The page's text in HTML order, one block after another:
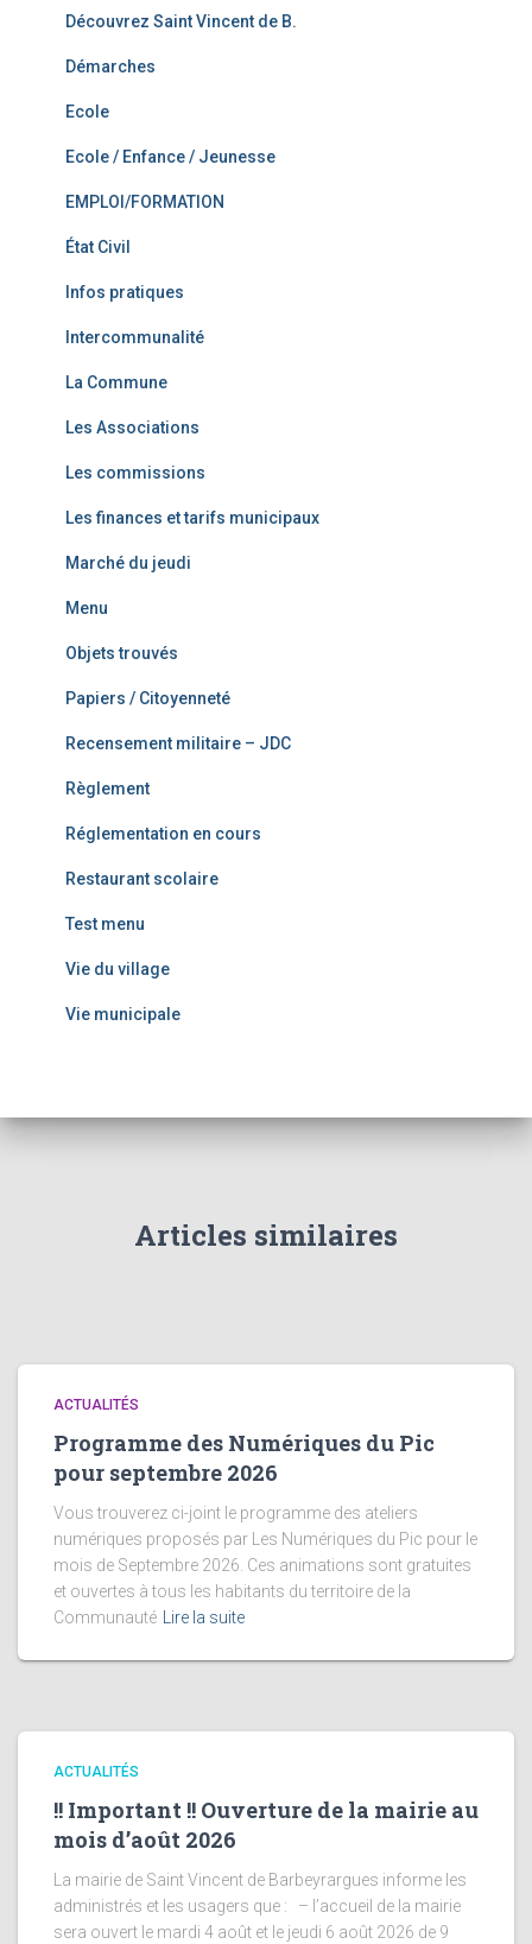
Découvrez Saint Vincent de B.
Démarches
Ecole
Ecole / Enfance / Jeunesse
EMPLOI/FORMATION
État Civil
Infos pratiques
Intercommunalité
La Commune
Les Associations
Les commissions
Les finances et tarifs municipaux
Marché du jeudi
Menu
Objets trouvés
Papiers / Citoyenneté
Recensement militaire – JDC
Règlement
Réglementation en cours
Restaurant scolaire
Test menu
Vie du village
Vie municipale
Articles similaires
ACTUALITÉS
Programme des Numériques du Pic
pour septembre 2026
Vous trouverez ci-joint le programme des ateliers
numériques proposés par Les Numériques du Pic pour le
mois de Septembre 2026. Ces animations sont gratuites
et ouvertes à tous les habitants du territoire de la
Communauté Lire la suite
ACTUALITÉS
!! Important !! Ouverture de la mairie au
mois d’août 2026
La mairie de Saint Vincent de Barbeyrargues informe les
administrés et les usagers que : – l’accueil de la mairie
sera ouvert le mardi 4 août et le jeudi 6 août 2026 de 9